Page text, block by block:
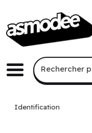
Menu
Recherche
Rechercher
Identification